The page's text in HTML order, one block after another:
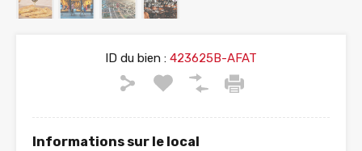
ID du bien : 423625B-AFAT
Informations sur le local